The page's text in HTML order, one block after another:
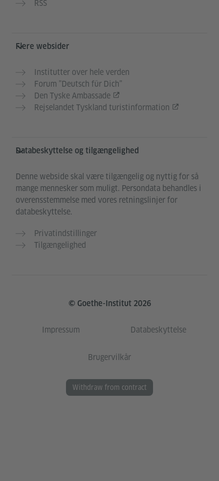
RSS
Flere websider
Institutter over hele verden
Forum ”Deutsch für Dich”
Den Tyske Ambassade
Rejselandet Tyskland turistinformation
Databeskyttelse og tilgængelighed
Denne webside skal være tilgængelig og nyttig for så
mange mennesker som muligt. Persondata behandles i
overensstemmelse med vores retningslinjer for
databeskyttelse.
Privatindstillinger
Tilgængelighed
© Goethe-Institut 2026
Impressum Databeskyttelse
Brugervilkår
Withdraw from contract